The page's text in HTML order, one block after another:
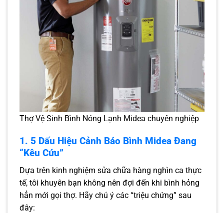
Thợ Vệ Sinh Bình Nóng Lạnh Midea chuyên nghiệp
1. 5 Dấu Hiệu Cảnh Báo Bình Midea Đang
“Kêu Cứu”
Dựa trên kinh nghiệm sửa chữa hàng nghìn ca thực
tế, tôi khuyên bạn không nên đợi đến khi bình hỏng
hẳn mới gọi thợ. Hãy chú ý các “triệu chứng” sau
đây: